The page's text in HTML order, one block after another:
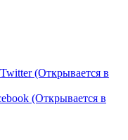
(Открывается в
(Открывается в